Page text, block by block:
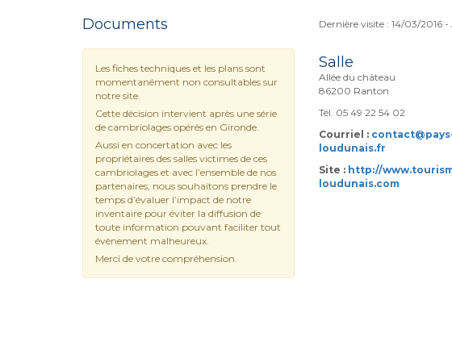
Documents
Les fiches techniques et les plans sont
momentanément non consultables sur
notre site.
Cette décision intervient après une série
de cambriolages opérés en Gironde.
Aussi en concertation avec les
propriétaires des salles victimes de ces
cambriolages et avec l’ensemble de nos
partenaires, nous souhaitons prendre le
temps d’évaluer l’impact de notre
inventaire pour éviter la diffusion de
toute information pouvant faciliter tout
évènement malheureux.
Merci de votre compréhension.
Dernière visite : 14/03/2016
Salle
Allée du château
86200 Ranton
Tél. 05 49 22 54 02
Courriel :
loudunais.fr
Site : http://
loudunais.com